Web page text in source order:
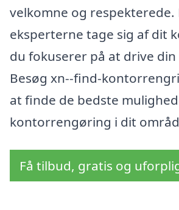
velkomne og respekterede.
eksperterne tage sig af dit
du fokuserer på at drive
Besøg xn--find-
at finde de bedste
kontorrengøring i dit
Få tilbud, gratis og